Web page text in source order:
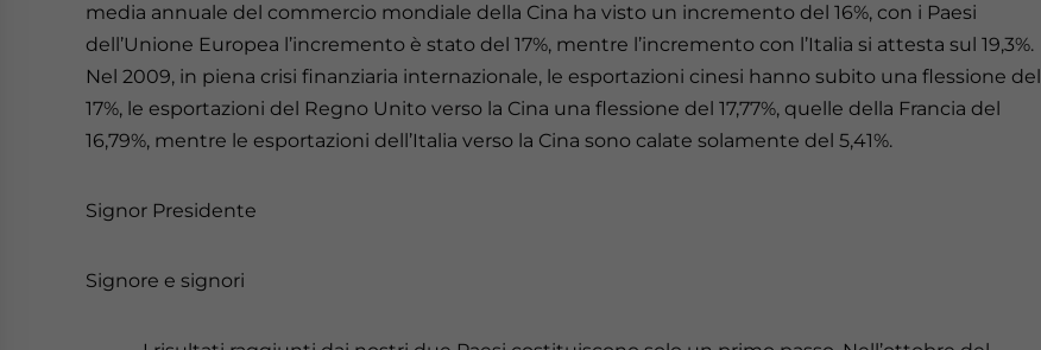
media annuale del commercio mondiale della Cina ha visto un incremento del 16%, con i Paesi
dell’Unione Europea l’incremento è stato del 17%, mentre l’incremento con l’Italia si attesta sul 19,3%.
Nel 2009, in piena crisi finanziaria internazionale, le esportazioni cinesi hanno subito una flessione del
17%, le esportazioni del Regno Unito verso la Cina una flessione del 17,77%, quelle della Francia del
16,79%, mentre le esportazioni dell’Italia verso la Cina sono calate solamente del 5,41%.
Signor Presidente
Signore e signori